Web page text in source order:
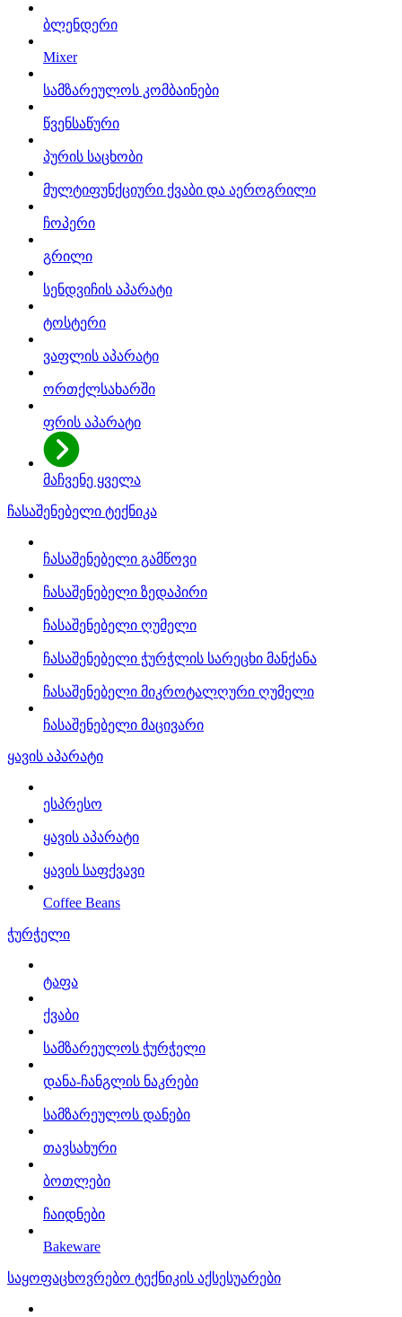
ბლენდერი
Mixer
სამზარეულოს კომბაინები
წვენსაწური
პურის საცხობი
მულტიფუნქციური ქვაბი და აეროგრილი
ჩოპერი
გრილი
სენდვიჩის აპარატი
ტოსტერი
ვაფლის აპარატი
ორთქლსახარში
ფრის აპარატი
მაჩვენე ყველა
ჩასაშენებელი ტექნიკა
ჩასაშენებელი გამწოვი
ჩასაშენებელი ზედაპირი
ჩასაშენებელი ღუმელი
ჩასაშენებელი ჭურჭლის სარეცხი მანქანა
ჩასაშენებელი მიკროტალღური ღუმელი
ჩასაშენებელი მაცივარი
ყავის აპარატი
ესპრესო
ყავის აპარატი
ყავის საფქვავი
Coffee Beans
ჭურჭელი
ტაფა
ქვაბი
სამზარეულოს ჭურჭელი
დანა-ჩანგლის ნაკრები
სამზარეულოს დანები
თავსახური
ბოთლები
ჩაიდნები
Bakeware
საყოფაცხოვრებო ტექნიკის აქსესუარები